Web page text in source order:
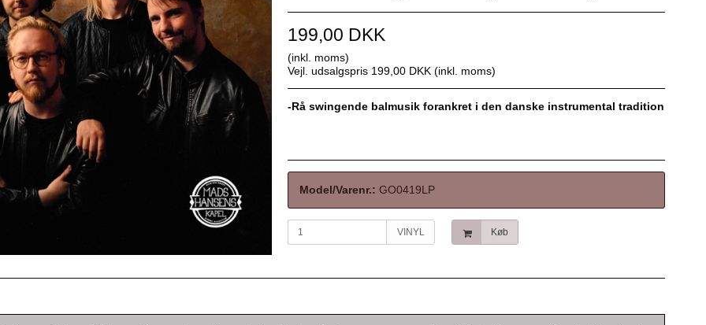
199,00 DKK
(inkl. moms)
Vejl. udsalgspris 199,00 DKK (inkl. moms)
-Rå swingende balmusik forankret i den danske instrumental tradition
Model/Varenr.: GO0419LP
VINYL Køb